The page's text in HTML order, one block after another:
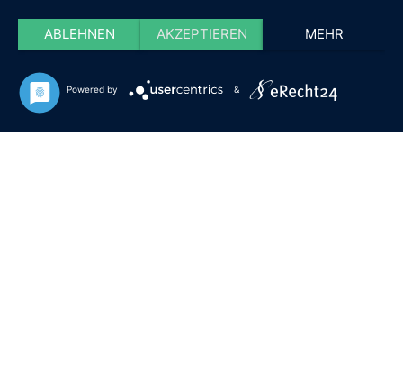
ABLEHNEN AKZEPTIEREN MEHR
Powered by &